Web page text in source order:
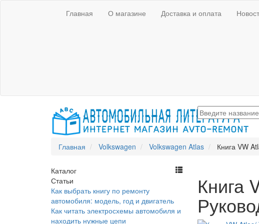
Главная О магазине Доставка и оплата
Главная Volkswagen Volkswagen Atlas Книга VW
Каталог
Статьи
Как выбрать книгу по ремонту
автомобиля: модель, год и двигатель
Как читать электросхемы автомобиля и
находить нужные цепи
Книга